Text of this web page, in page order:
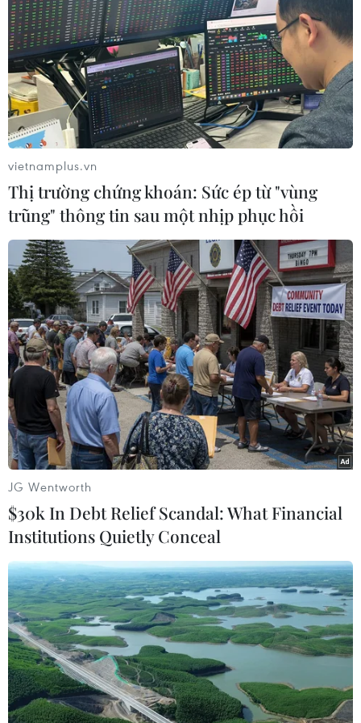
Quân đội Hàn Quốc thông báo Triều Tiên
đã phóng tên lửa đạn đạo
12/04/2023 23:07
Theo Yonhap, sáng 13/4, Quân đội Hàn Quốc thông
báo Triều Tiên đã phóng một tên lửa đạn đạo không
xác định ra vùng biển phía Đông nước này.
Nhật Bản yêu cầu người dân sơ tán sau khi
Triều Tiên phóng tên lửa
vietnamplus.vn
Thị trường chứng khoán: Sức ép từ "vùng
trũng" thông tin sau một nhịp phục hồi
JG Wentworth
$30k In Debt Relief Scandal: What Financial
Institutions Quietly Conceal